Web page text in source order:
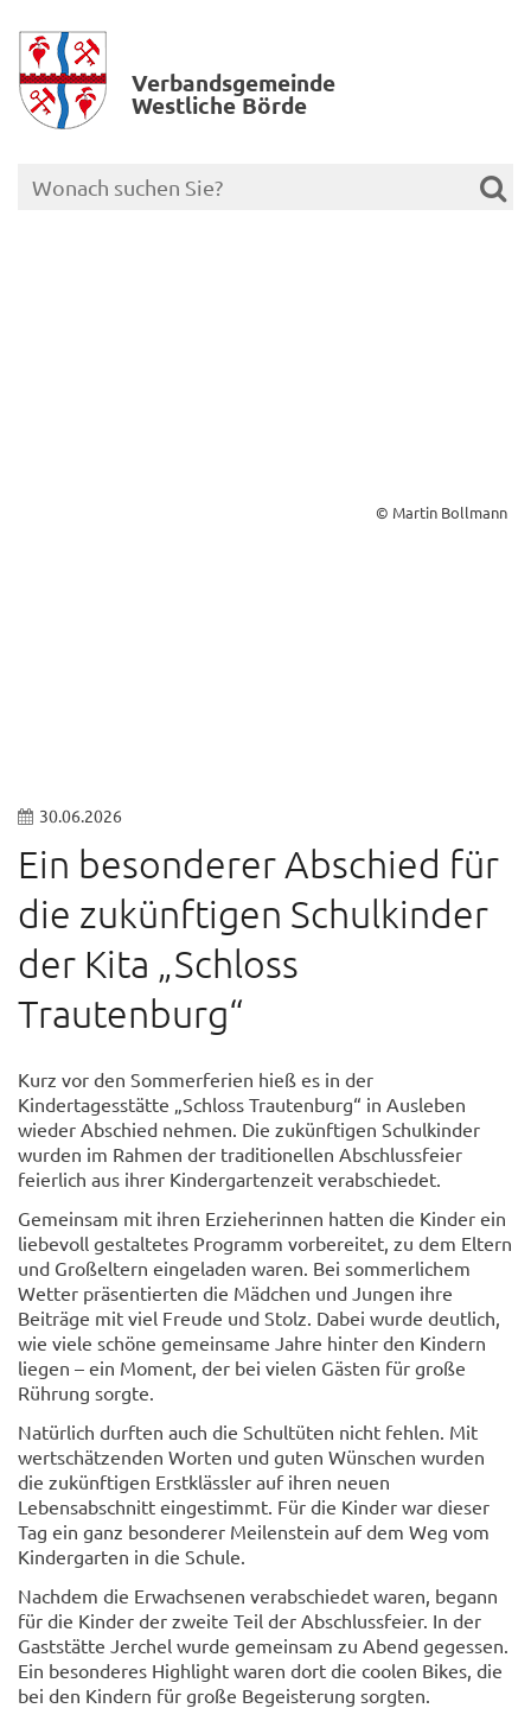
Verbands­gemeinde
Westliche Börde
© Martin Bollmann
30.06.2026
Ein besonderer Abschied für
die zukünftigen Schulkinder
der Kita „Schloss
Trautenburg“
Kurz vor den Sommerferien hieß es in der
Kindertagesstätte „Schloss Trautenburg“ in Ausleben
wieder Abschied nehmen. Die zukünftigen Schulkinder
wurden im Rahmen der traditionellen Abschlussfeier
feierlich aus ihrer Kindergartenzeit verabschiedet.
Gemeinsam mit ihren Erzieherinnen hatten die Kinder ein
liebevoll gestaltetes Programm vorbereitet, zu dem Eltern
und Großeltern eingeladen waren. Bei sommerlichem
Wetter präsentierten die Mädchen und Jungen ihre
Beiträge mit viel Freude und Stolz. Dabei wurde deutlich,
wie viele schöne gemeinsame Jahre hinter den Kindern
liegen – ein Moment, der bei vielen Gästen für große
Rührung sorgte.
Natürlich durften auch die Schultüten nicht fehlen. Mit
wertschätzenden Worten und guten Wünschen wurden
die zukünftigen Erstklässler auf ihren neuen
Lebensabschnitt eingestimmt. Für die Kinder war dieser
Tag ein ganz besonderer Meilenstein auf dem Weg vom
Kindergarten in die Schule.
Nachdem die Erwachsenen verabschiedet waren, begann
für die Kinder der zweite Teil der Abschlussfeier. In der
Gaststätte Jerchel wurde gemeinsam zu Abend gegessen.
Ein besonderes Highlight waren dort die coolen Bikes, die
bei den Kindern für große Begeisterung sorgten.